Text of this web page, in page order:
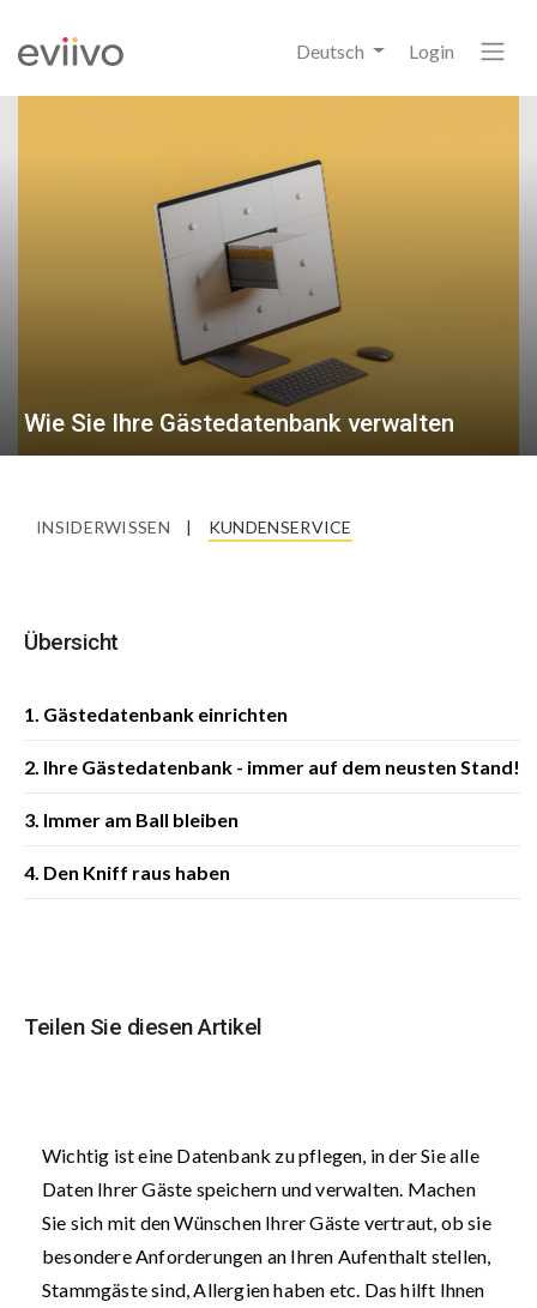
Deutsch Login
Wie Sie Ihre Gästedatenbank verwalten
INSIDERWISSEN | KUNDENSERVICE
Übersicht
1. Gästedatenbank einrichten
2. Ihre Gästedatenbank - immer auf dem neusten Stand!
3. Immer am Ball bleiben
4. Den Kniff raus haben
Teilen Sie diesen Artikel
Wichtig ist eine Datenbank zu pflegen, in der Sie alle
Daten Ihrer Gäste speichern und verwalten. Machen
Sie sich mit den Wünschen Ihrer Gäste vertraut, ob sie
besondere Anforderungen an Ihren Aufenthalt stellen,
Stammgäste sind, Allergien haben etc. Das hilft Ihnen